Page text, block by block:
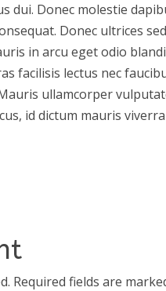
dui. Donec molestie
Donec ultrices
in arcu eget odio
facilisis lectus nec
ullamcorper
id dictum mauris
Required fields are